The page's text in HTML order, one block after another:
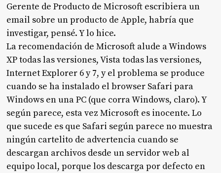
Gerente de Producto de Microsoft escribiera un
email sobre un producto de Apple, habría que
investigar, pensé. Y lo hice.
La recomendación de Microsoft alude a Windows
XP todas las versiones, Vista todas las versiones,
Internet Explorer 6 y 7, y el problema se produce
cuando se ha instalado el browser Safari para
Windows en una PC (que corra Windows, claro). Y
según parece, esta vez Microsoft es inocente. Lo
que sucede es que Safari según parece no muestra
ningún cartelito de advertencia cuando se
descargan archivos desde un servidor web al
equipo local, porque los descarga por defecto en